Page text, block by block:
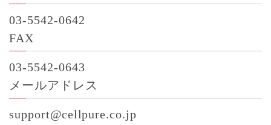
03-5542-0642
FAX
03-5542-0643
メールアドレス
support@cellpure.co.jp